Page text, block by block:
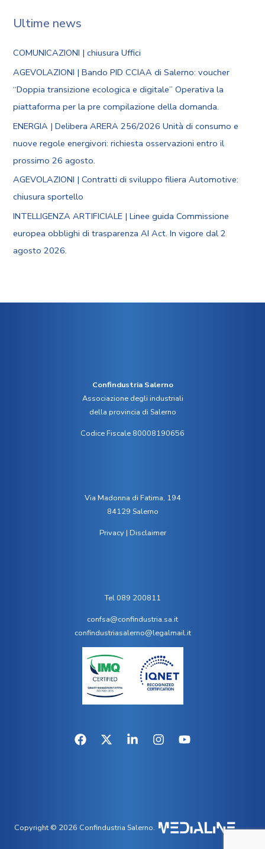
Ultime news
COMUNICAZIONI | chiusura Uffici
AGEVOLAZIONI | Bando PID CCIAA di Salerno: voucher
“Doppia transizione ecologica e digitale” Operativa la
piattaforma per la pre compilazione della domanda.
ENERGIA | Delibera ARERA 256/2026 Unità di consumo e
nuove regole energivori: richiesta osservazioni entro il
prossimo 26 agosto.
AGEVOLAZIONI | Contratti di sviluppo filiera Automotive:
chiusura sportello
INTELLIGENZA ARTIFICIALE | Linee guida Commissione
europea obblighi di trasparenza AI Act. In vigore dal 2
agosto 2026.
Confindustria Salerno
Associazione degli industriali
della provincia di Salerno
Codice Fiscale 80008190656
Via Madonna di Fatima, 194
84129 Salerno
Privacy| Disclaimer
Tel 089 200811
confsa@confindustria.sa.it
confindustriasalerno@legalmail.it
Copyright © 2026 Confindustria Salerno.